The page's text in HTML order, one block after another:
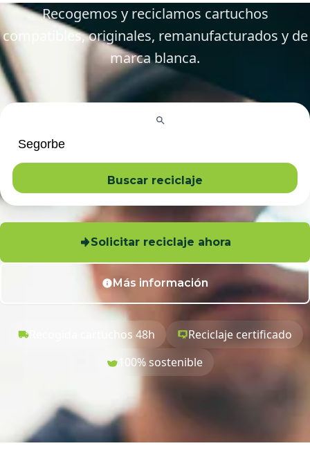
Recogemos y reciclamos cartuchos
compatibles, originales, remanufacturados y de
marca blanca.
Buscar reciclaje
Solicitar reciclaje ahora
Más información
Recogida cartuchos 48h
Reciclaje certificado
100% sostenible